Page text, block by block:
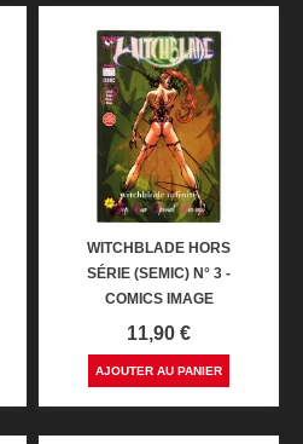
WITCHBLADE HORS
SÉRIE (SEMIC) N° 3 -
COMICS IMAGE
Prix
11,90 €
AJOUTER AU PANIER